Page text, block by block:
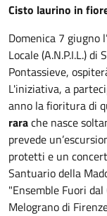
Cisto laurino in
Domenica 7 giugno
Locale (A.N.P.I.L.)
Pontassieve,
L'iniziativa, a
anno la fioritura di
rarache nasce
prevede
protetti e un
Santuario della
"Ensemble Fuori
Melograno di